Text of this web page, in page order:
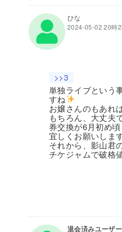
ひな
2024-05-02 20時
>>3
単独ライブという
すね
お嬢さんのもあれ
もちろん、大丈夫
券交換が6月初め
宜しくお願いします
それから、影山君
チケジャムで破格
退会済みユーザー